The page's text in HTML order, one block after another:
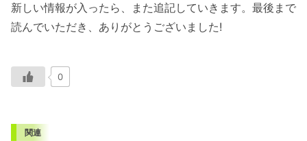
新しい情報が入ったら、また追記していきます。最後まで
読んでいただき、ありがとうございました!
0
関連